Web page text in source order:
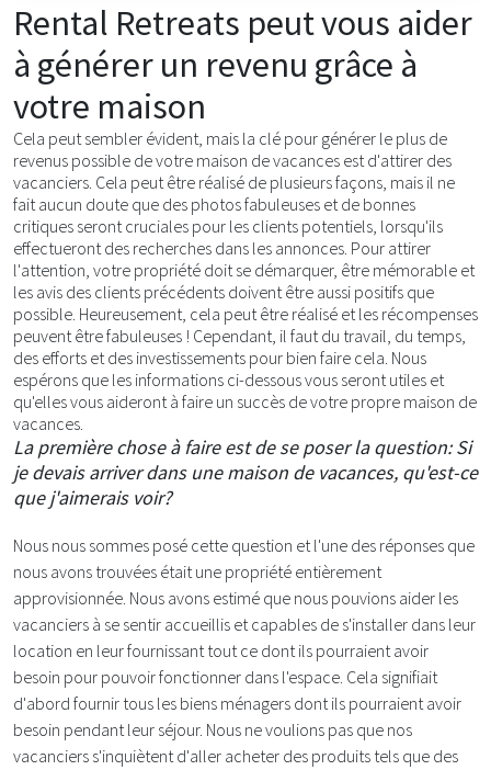
Rental Retreats peut vous aider
à générer un revenu grâce à
votre maison
Cela peut sembler évident, mais la clé pour générer le plus de
revenus possible de votre maison de vacances est d'attirer des
vacanciers. Cela peut être réalisé de plusieurs façons, mais il ne
fait aucun doute que des photos fabuleuses et de bonnes
critiques seront cruciales pour les clients potentiels, lorsqu'ils
effectueront des recherches dans les annonces. Pour attirer
l'attention, votre propriété doit se démarquer, être mémorable et
les avis des clients précédents doivent être aussi positifs que
possible. Heureusement, cela peut être réalisé et les récompenses
peuvent être fabuleuses ! Cependant, il faut du travail, du temps,
des efforts et des investissements pour bien faire cela. Nous
espérons que les informations ci-dessous vous seront utiles et
qu'elles vous aideront à faire un succès de votre propre maison de
vacances.
La première chose à faire est de se poser la question: Si
je devais arriver dans une maison de vacances, qu'est-ce
que j'aimerais voir?
Nous nous sommes posé cette question et l'une des réponses que
nous avons trouvées était une propriété entièrement
approvisionnée. Nous avons estimé que nous pouvions aider les
vacanciers à se sentir accueillis et capables de s'installer dans leur
location en leur fournissant tout ce dont ils pourraient avoir
besoin pour pouvoir fonctionner dans l'espace. Cela signifiait
d'abord fournir tous les biens ménagers dont ils pourraient avoir
besoin pendant leur séjour. Nous ne voulions pas que nos
vacanciers s'inquiètent d'aller acheter des produits tels que des